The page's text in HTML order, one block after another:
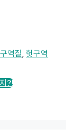
역질 ,헛구역
?!